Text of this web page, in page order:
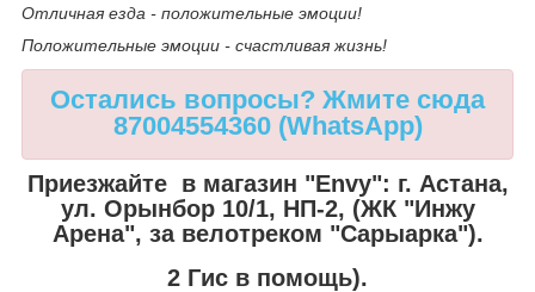
Отличная езда - положительные эмоции!
Положительные эмоции - счастливая жизнь!
Остались вопросы? Жмите сюда
87004554360 (WhatsApp)
Приезжайте в магазин "Envy": г. Астана,
ул. Орынбор 10/1, НП-2, (ЖК "Инжу
Арена", за велотреком "Сарыарка").
2 Гис в помощь).